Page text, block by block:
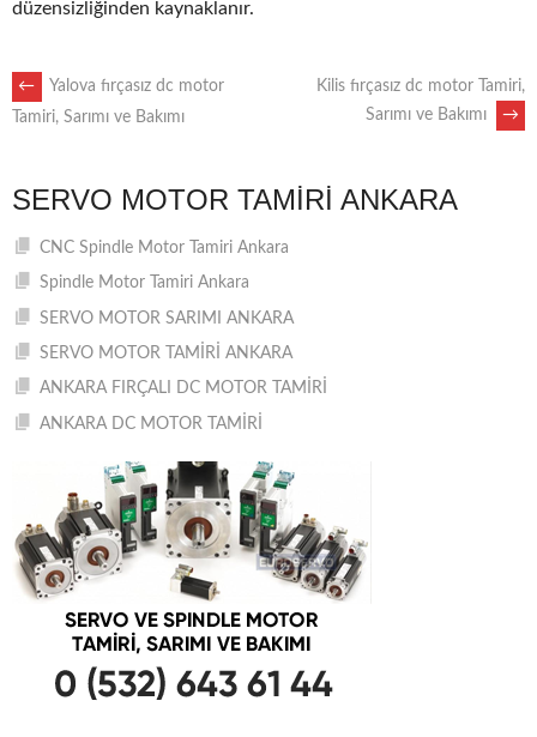
düzensizliğinden kaynaklanır.
POST
←
Yalova fırçasız dc motor
Tamiri, Sarımı ve Bakımı
Kilis fırçasız dc motor Tamiri,
Sarımı ve Bakımı
→
SERVO MOTOR TAMIRI ANKARA
CNC Spindle Motor Tamiri Ankara
Spindle Motor Tamiri Ankara
SERVO MOTOR SARIMI ANKARA
SERVO MOTOR TAMİRİ ANKARA
ANKARA FIRÇALI DC MOTOR TAMİRİ
ANKARA DC MOTOR TAMİRİ